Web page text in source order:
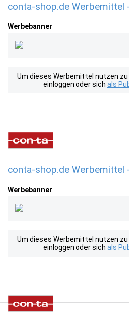
conta-shop.de Werbemittel
Werbebanner
Um dieses Werbemittel nutzen
einloggen oder sich als
conta-shop.de Werbemittel
Werbebanner
Um dieses Werbemittel nutzen
einloggen oder sich als